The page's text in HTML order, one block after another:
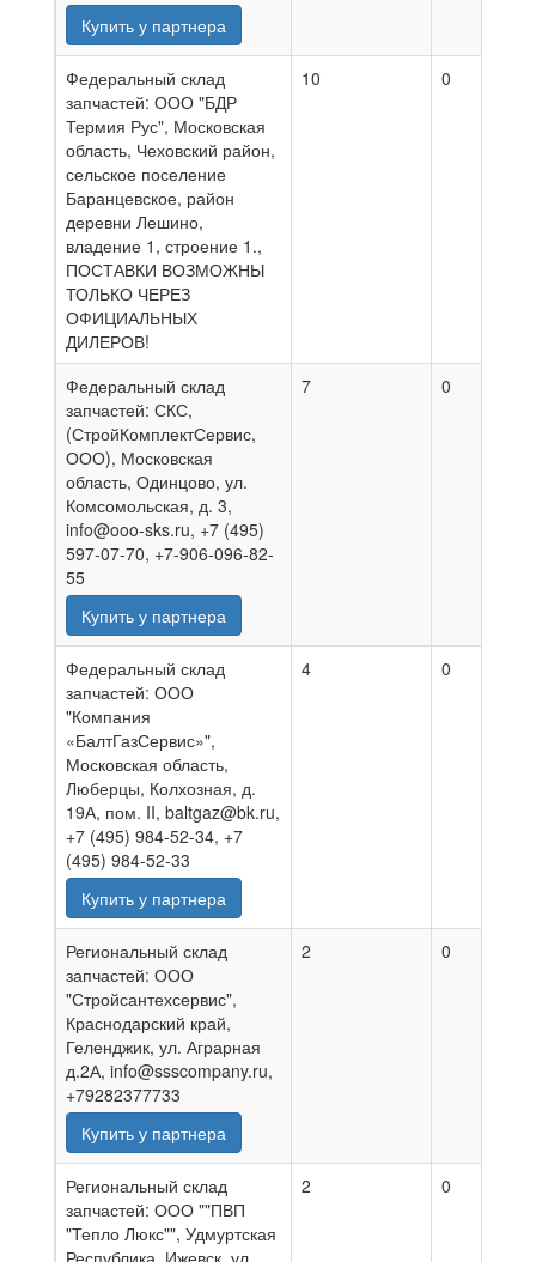
Купить у партнера
Федеральный склад
запчастей: ООО "БДР
Термия Рус", Московская
область, Чеховский район,
сельское поселение
Баранцевское, район
деревни Лешино,
владение 1, строение 1.,
ПОСТАВКИ ВОЗМОЖНЫ
ТОЛЬКО ЧЕРЕЗ
ОФИЦИАЛЬНЫХ
ДИЛЕРОВ!
10 0
Федеральный склад
запчастей: СКС,
(СтройКомплектСервис,
ООО), Московская
область, Одинцово, ул.
Комсомольская, д. 3,
info@ooo-sks.ru, +7 (495)
597-07-70, +7-906-096-82-
55
Купить у партнера
7 0
Федеральный склад
запчастей: ООО
"Компания
«БалтГазСервис»",
Московская область,
Люберцы, Колхозная, д.
19А, пом. II, baltgaz@bk.ru,
+7 (495) 984-52-34, +7
(495) 984-52-33
Купить у партнера
4 0
Региональный склад
запчастей: ООО
"Стройсантехсервис",
Краснодарский край,
Геленджик, ул. Аграрная
д.2А, info@ssscompany.ru,
+79282377733
Купить у партнера
2 0
Региональный склад
запчастей: ООО ""ПВП
"Тепло Люкс"", Удмуртская
Республика, Ижевск, ул.
2 0